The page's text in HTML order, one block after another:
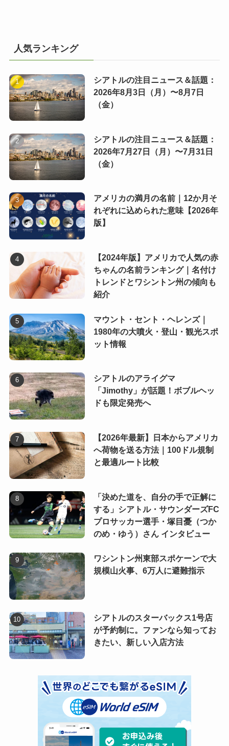
人気ランキング
シアトルの注目ニュース＆話題：
2026年8月3日（月）〜8月7日
（金）
シアトルの注目ニュース＆話題：
2026年7月27日（月）〜7月31日
（金）
アメリカの満月の名前｜12か月そ
れぞれに込められた意味【2026年
版】
【2024年版】アメリカで人気の赤
ちゃんの名前ランキング｜名付け
トレンドとワシントン州の傾向も
紹介
マウント・セント・ヘレンズ｜
1980年の大噴火・登山・観光スポ
ット情報
シアトルのアライグマ
「Jimothy」が話題！ボブルヘッ
ドも限定発売へ
【2026年最新】日本からアメリカ
へ荷物を送る方法｜100ドル規制
と最適ルート比較
「決めた道を、自分の手で正解に
する」シアトル・サウンダーズFC
プロサッカー選手・塚目憂（つか
のめ・ゆう）さん インタビュー
ワシントン州東部スポケーンで大
規模山火事、6万人に避難指示
シアトルのスターバックス1号店
が予約制に。ファンなら知ってお
きたい、新しい入店方法